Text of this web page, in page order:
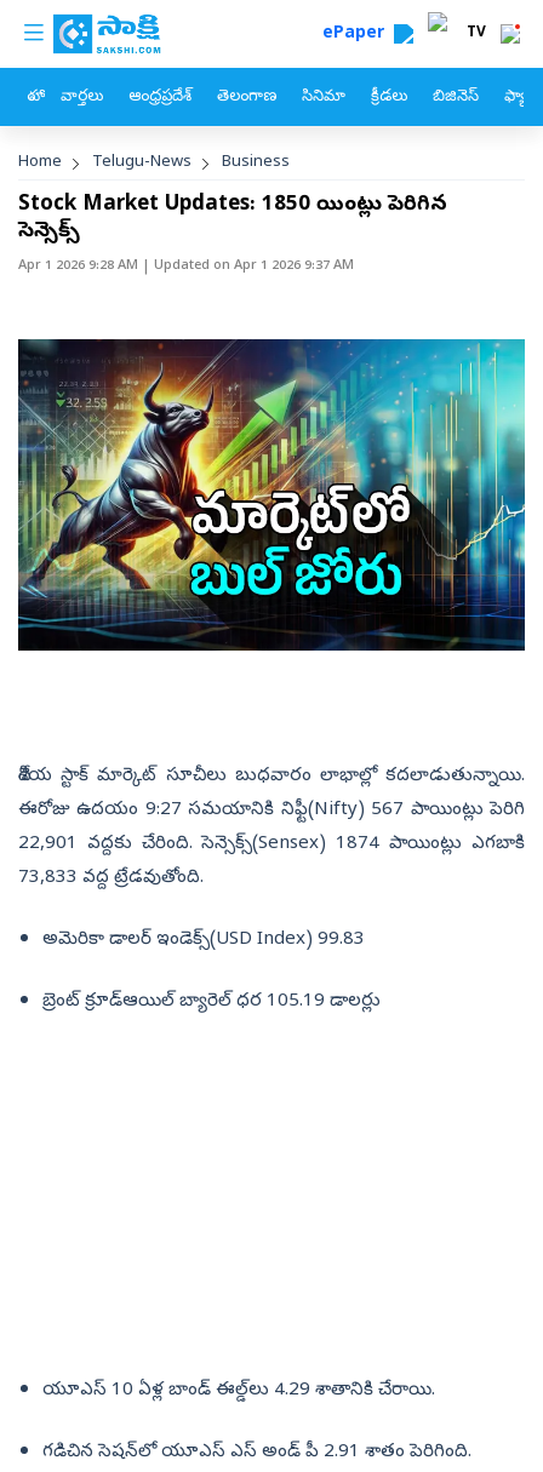
Skip to main content
custom menu ePaper TV
హోం వార్తలు ఆంధ్రప్రదేశ్ తెలంగాణ సినిమా క్రీడలు బిజినెస్
Breadcrumb
Home Telugu-News Business
Stock Market Updates: 1850 పాయింట్లు పెరిగిన
సెన్సెక్స్‌
Apr 1 2026 9:28 AM | Updated on Apr 1 2026 9:37 AM
దేశీయ స్టాక్‌ మార్కెట్‌ సూచీలు బుధవారం లాభాల్లో కదలాడుతున్నాయి.
ఈరోజు ఉదయం 9:27 సమయానికి నిఫ్టీ(Nifty) 567 పాయింట్లు పెరిగి
22,901 వద్దకు చేరింది. సెన్సెక్స్‌(Sensex) 1874 పాయింట్లు ఎగబాకి
73,833 వద్ద ట్రేడవుతోంది.
అమెరికా డాలర్‌ ఇండెక్స్‌(USD Index) 99.83
బ్రెంట్‌ క్రూడ్‌ఆయిల్‌ బ్యారెల్‌ ధర 105.19 డాలర్లు
యూఎస్‌ 10 ఏళ్ల బాండ్‌ ఈల్డ్‌లు 4.29 శాతానికి చేరాయి.
గడిచిన సెషన్‌లో యూఎస్‌ ఎస్‌ అండ్‌ పీ 2.91 శాతం పెరిగింది.